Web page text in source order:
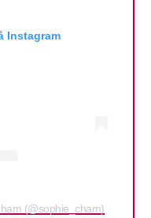
Instagram
(@sophie_cham)